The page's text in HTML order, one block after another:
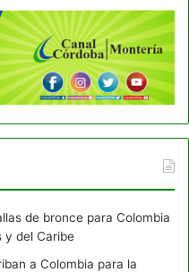
de bronce para Colombia
y del Caribe
a Colombia para la